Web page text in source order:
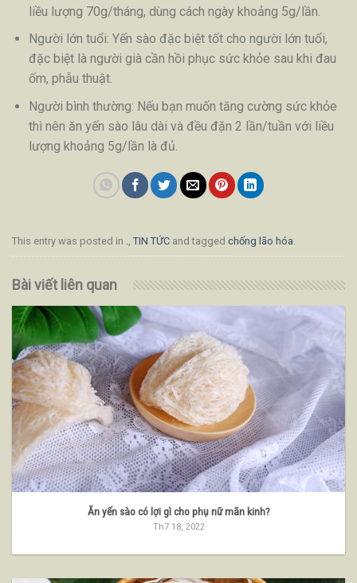
liều lượng 70g/tháng, dùng cách ngày khoảng 5g/lần.
Người lớn tuổi: Yến sào đặc biệt tốt cho người lớn tuổi,
đặc biệt là người già cần hồi phục sức khỏe sau khi đau
ốm, phẫu thuật.
Người bình thường: Nếu bạn muốn tăng cường sức khỏe
thì nên ăn yến sào lâu dài và đều đặn 2 lần/tuần với liều
lượng khoảng 5g/lần là đủ.
This entry was posted in ., TIN TỨC and tagged chống lão hóa.
Bài viết liên quan
Ăn yến sào có lợi gì cho phụ nữ mãn kinh?
Th7 18, 2022